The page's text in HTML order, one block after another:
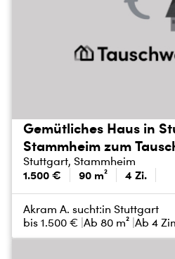
Gemütliches Haus in
Stammheim zum
Stuttgart, Stammheim
1.500 € 90 m² 4 Zi.
Akram A. sucht:in Stuttgart
bis 1.500 € Ab 80 m² Ab 4